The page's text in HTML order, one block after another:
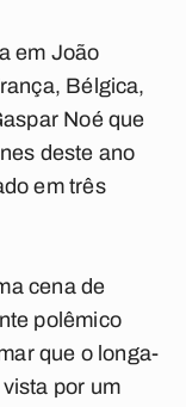
em João
Bélgica,
Noé que
deste ano
em três
cena de
polêmico
que o longa-
por um